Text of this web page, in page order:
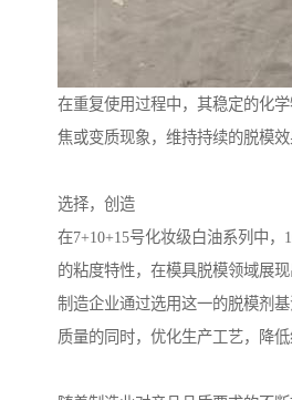
在重复使用过程中，其稳定的化
焦或变质现象，维持持续的脱模效
选择，创造
在7+10+15号化妆级白油系列中，
的粘度特性，在模具脱模领域展现
制造企业通过选用这一的脱模剂
质量的同时，优化生产工艺，降低